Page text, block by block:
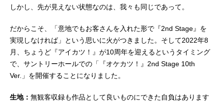
しかし、先が見えない状態なのは、我々も同じであって。
だからこそ、「意地でもお客さんを入れた形で『2nd Stage』を
実現しなければ」という思いに火がつきました。そして2022年8
月、ちょうど『アイカツ！』が10周年を迎えるというタイミング
で、サントリーホールでの「『オケカツ！』2nd Stage 10th
Ver.」を開催することになりました。
生地： 無観客収録も作品として良いものにできた自負はあります